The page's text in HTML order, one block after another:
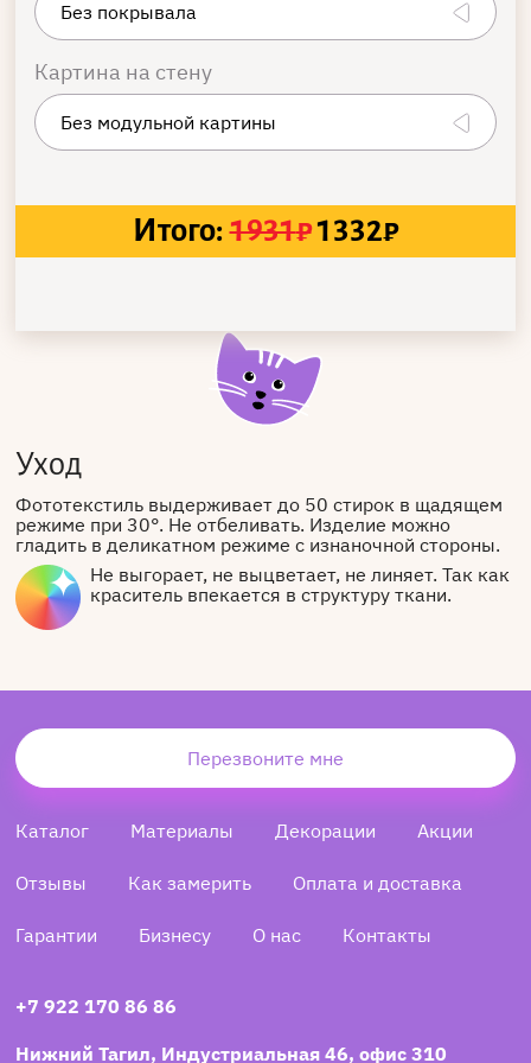
Картина на стену
Итого: 1931₽1332₽
Уход
Фототекстиль выдерживает до 50 стирок в щадящем
режиме при 30°. Не отбеливать. Изделие можно
гладить в деликатном режиме с изнаночной стороны.
Не выгорает, не выцветает, не линяет. Так как
краситель впекается в структуру ткани.
Перезвоните мне
Каталог Материалы Декорации Акции
Отзывы Как замерить Оплата и доставка
Гарантии Бизнесу О нас Контакты
+7 922 170 86 86
Нижний Тагил, Индустриальная 46, офис 310